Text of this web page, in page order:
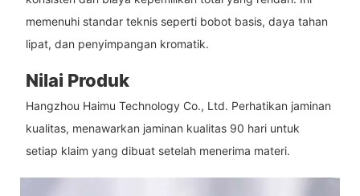
memenuhi standar teknis seperti bobot basis, daya tahan
lipat, dan penyimpangan kromatik.
Nilai Produk
Hangzhou Haimu Technology Co., Ltd. Perhatikan jaminan
kualitas, menawarkan jaminan kualitas 90 hari untuk
setiap klaim yang dibuat setelah menerima materi.